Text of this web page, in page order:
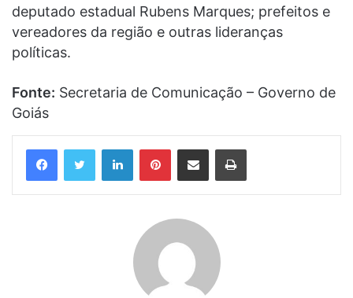
deputado estadual Rubens Marques; prefeitos e
vereadores da região e outras lideranças
políticas.
Fonte: Secretaria de Comunicação – Governo de
Goiás
LinkedinPinterestCompartilhar via e-mail Imprimir